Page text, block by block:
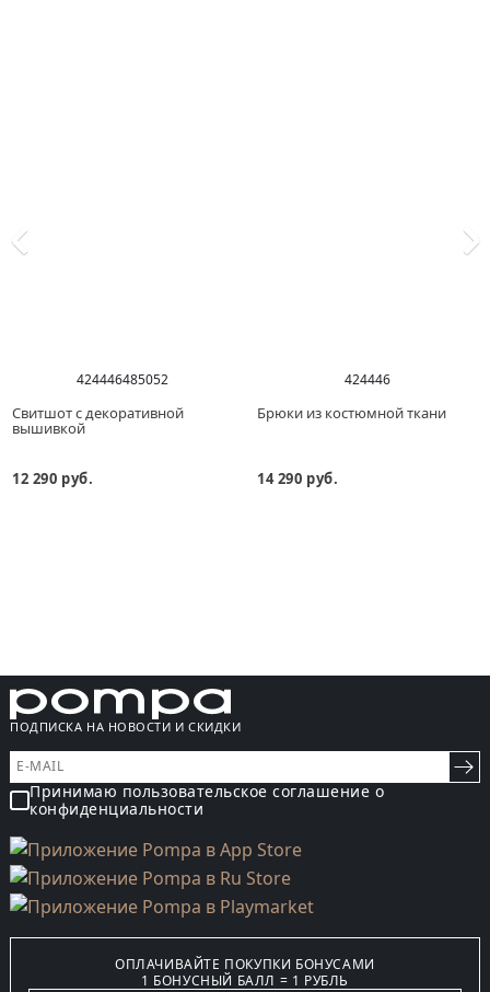
424446485052
Свитшот с декоративной
вышивкой
12 290 руб.
424446
Брюки из костюмной ткани
14 290 руб.
ПОДПИСКА НА НОВОСТИ И СКИДКИ
Принимаю пользовательское соглашение о
конфиденциальности
ОПЛАЧИВАЙТЕ ПОКУПКИ БОНУСАМИ
1 БОНУСНЫЙ БАЛЛ = 1 РУБЛЬ